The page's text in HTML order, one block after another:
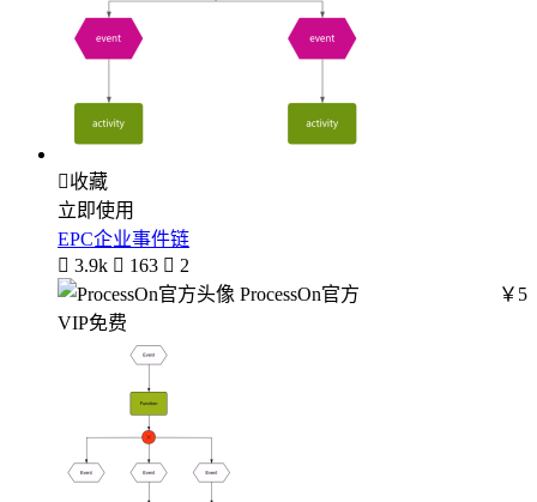
收藏
立即使用
EPC企业事件链
 3.9k  163  2
ProcessOn官方
￥5
VIP免费